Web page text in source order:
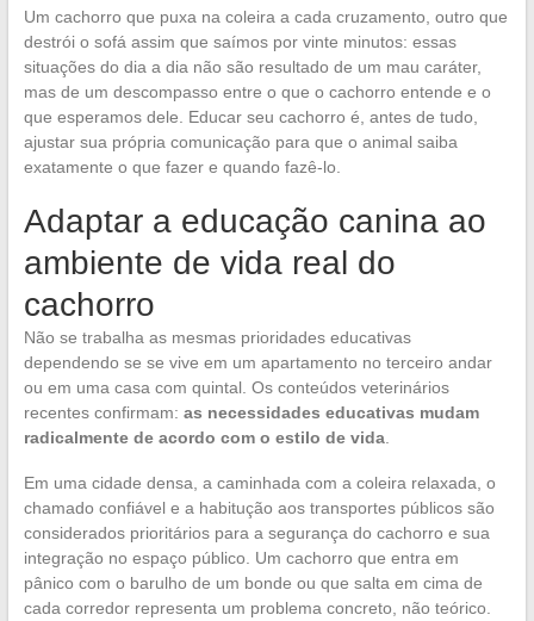
Um cachorro que puxa na coleira a cada cruzamento, outro que
destrói o sofá assim que saímos por vinte minutos: essas
situações do dia a dia não são resultado de um mau caráter,
mas de um descompasso entre o que o cachorro entende e o
que esperamos dele. Educar seu cachorro é, antes de tudo,
ajustar sua própria comunicação para que o animal saiba
exatamente o que fazer e quando fazê-lo.
Adaptar a educação canina ao
ambiente de vida real do
cachorro
Não se trabalha as mesmas prioridades educativas
dependendo se se vive em um apartamento no terceiro andar
ou em uma casa com quintal. Os conteúdos veterinários
recentes confirmam: as necessidades educativas mudam
radicalmente de acordo com o estilo de vida.
Em uma cidade densa, a caminhada com a coleira relaxada, o
chamado confiável e a habitução aos transportes públicos são
considerados prioritários para a segurança do cachorro e sua
integração no espaço público. Um cachorro que entra em
pânico com o barulho de um bonde ou que salta em cima de
cada corredor representa um problema concreto, não teórico.